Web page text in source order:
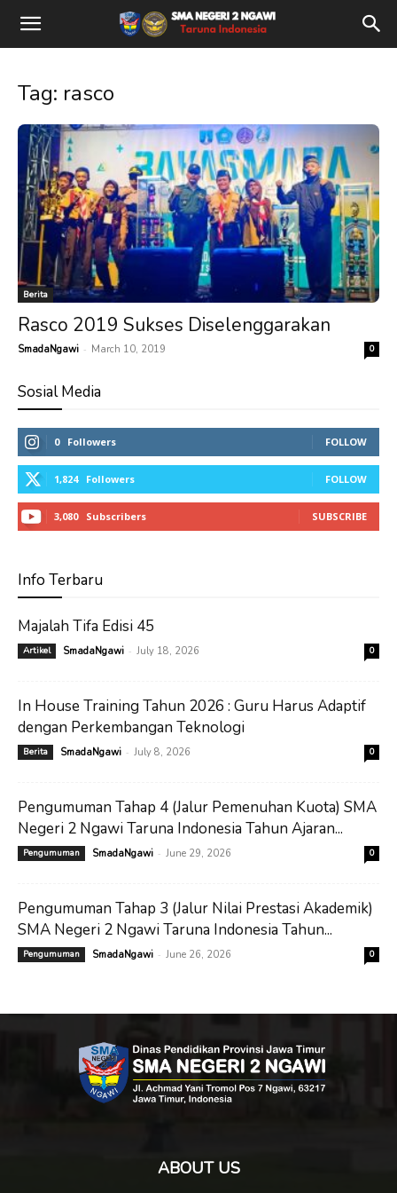
Tag: rasco
Berita
Rasco 2019 Sukses Diselenggarakan
SmadaNgawi - March 10, 2019 0
Sosial Media
0 Followers FOLLOW
1,824 Followers FOLLOW
3,080 Subscribers SUBSCRIBE
Info Terbaru
Majalah Tifa Edisi 45
Artikel SmadaNgawi - July 18, 2026 0
In House Training Tahun 2026 : Guru Harus Adaptif
dengan Perkembangan Teknologi
Berita SmadaNgawi - July 8, 2026 0
Pengumuman Tahap 4 (Jalur Pemenuhan Kuota) SMA
Negeri 2 Ngawi Taruna Indonesia Tahun Ajaran...
Pengumuman SmadaNgawi - June 29, 2026 0
Pengumuman Tahap 3 (Jalur Nilai Prestasi Akademik)
SMA Negeri 2 Ngawi Taruna Indonesia Tahun...
Pengumuman SmadaNgawi - June 26, 2026 0
ABOUT US